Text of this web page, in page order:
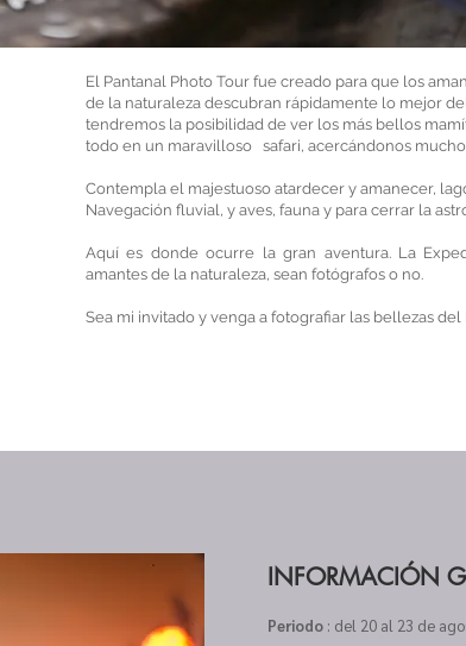
El Pantanal Photo Tour fue creado para que los
de la naturaleza descubran rápidamente lo mejor
tendremos la posibilidad de ver los más bellos
todo en un maravilloso safari, acercándonos
Contempla el majestuoso atardecer y amanecer,
Navegación fluvial, y aves, fauna y para cerrar la
Aquí es donde ocurre la gran aventura. La
amantes de la naturaleza, sean fotógrafos o no.
Sea mi invitado y venga a fotografiar las bellezas del
INFORMACIÓN
Periodo : del 20 al 23 de